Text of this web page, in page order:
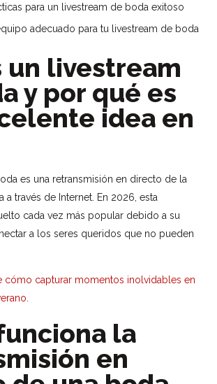
para un livestream de boda exitoso
adecuado para tu livestream de boda
un livestream
y por qué es
idea en
es una retransmisión en directo de la
a través de Internet. En 2026, esta
cada vez más popular debido a su
a los seres queridos que no pueden
cómo capturar momentos inolvidables en
la
en